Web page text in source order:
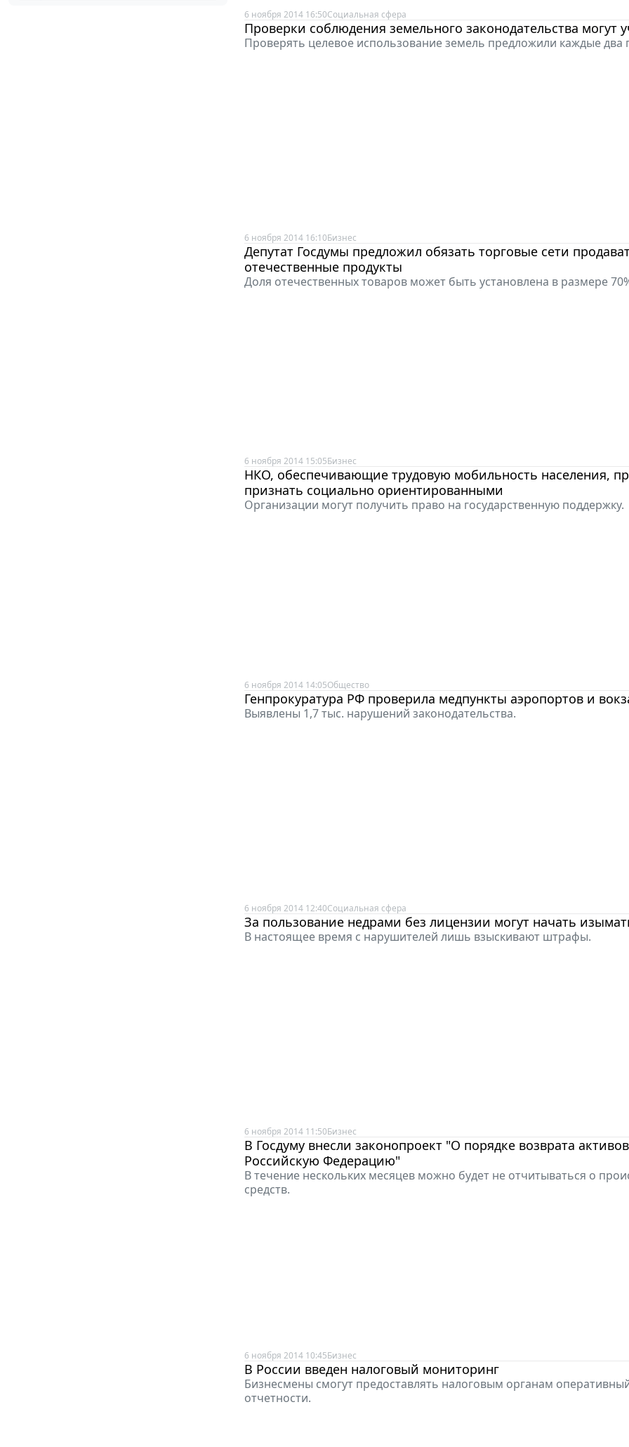
6 ноября 2014 16:50Социальная сфера
Проверки соблюдения земельного законодательства могут
Проверять целевое использование земель предложили каждые два
6 ноября 2014 16:10Бизнес
Депутат Госдумы предложил обязать торговые сети
отечественные продукты
Доля отечественных товаров может быть установлена в размере
6 ноября 2014 15:05Бизнес
НКО, обеспечивающие трудовую мобильность населения,
признать социально ориентированными
Организации могут получить право на государственную поддержку.
6 ноября 2014 14:05Общество
Генпрокуратура РФ проверила медпункты аэропортов и
Выявлены 1,7 тыс. нарушений законодательства.
6 ноября 2014 12:40Социальная сфера
За пользование недрами без лицензии могут начать
В настоящее время с нарушителей лишь взыскивают штрафы.
6 ноября 2014 11:50Бизнес
В Госдуму внесли законопроект "О порядке возврата
Российскую Федерацию"
В течение нескольких месяцев можно будет не отчитываться о
средств.
6 ноября 2014 10:45Бизнес
В России введен налоговый мониторинг
Бизнесмены смогут предоставлять налоговым органам
отчетности.